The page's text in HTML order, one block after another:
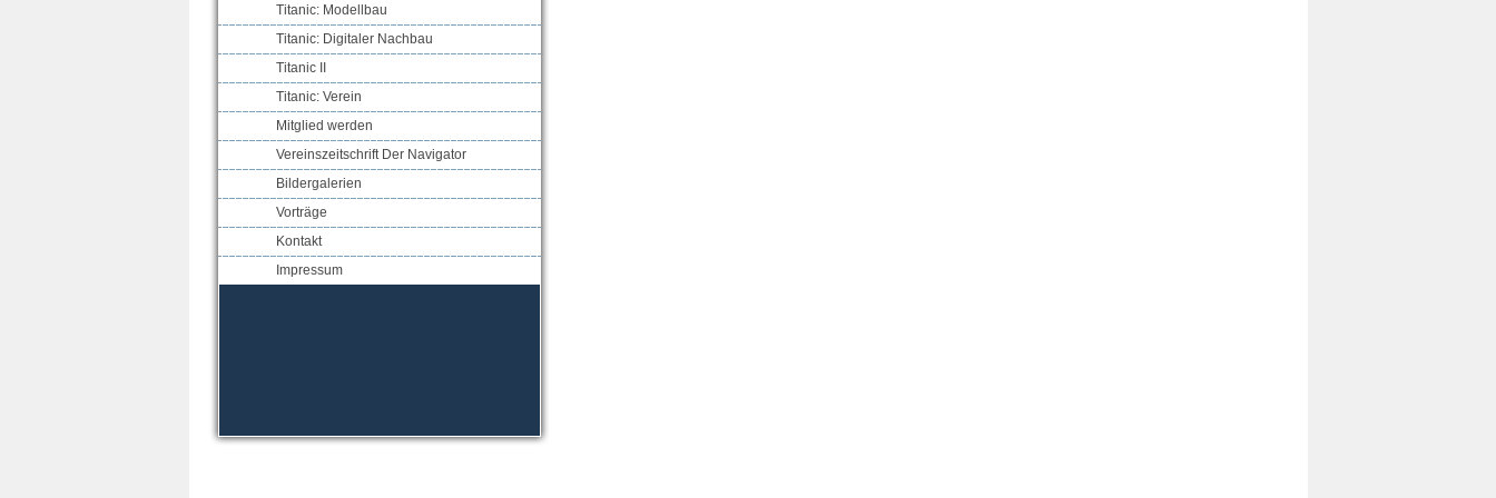
Titanic: Modellbau
Titanic: Digitaler Nachbau
Titanic II
Titanic: Verein
Mitglied werden
Vereinszeitschrift Der Navigator
Bildergalerien
Vorträge
Kontakt
Impressum